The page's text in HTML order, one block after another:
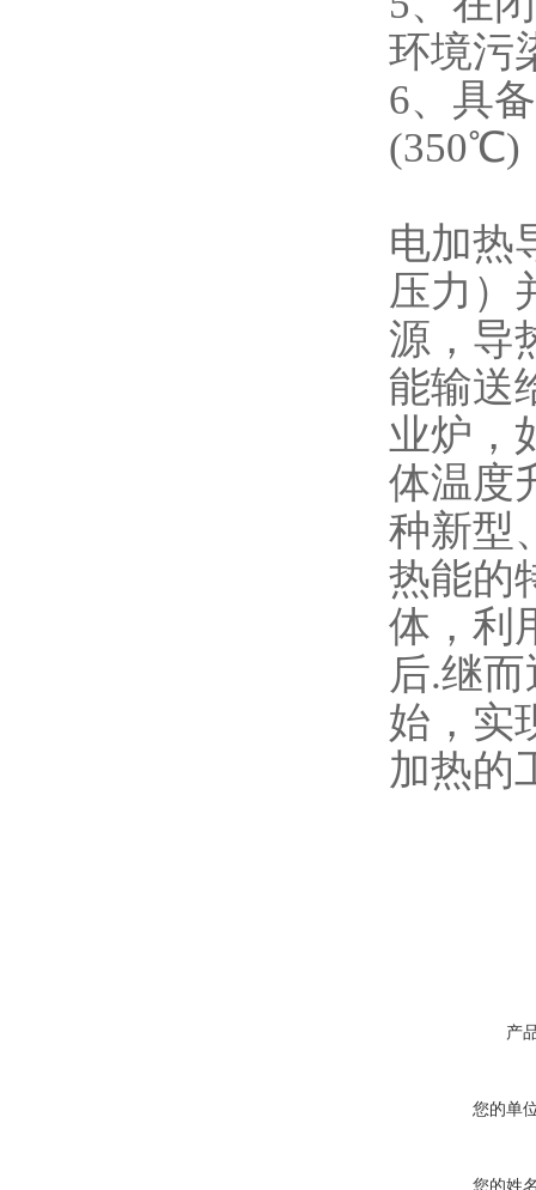
环境污
6、具
(350℃)
电加热
压力）
源，导
能输送
业炉，
体温度
种新型
热能的
体，利
后.继
始，实
加热的
产
您的单
您的姓